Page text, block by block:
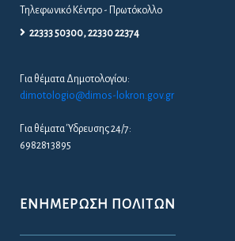
Τηλεφωνικό Κέντρο - Πρωτόκολλο
22333 50300, 22330 22374
Για θέματα Δημοτολογίου:
dimotologio@dimos-lokron.gov.gr
Για θέματα Ύδρευσης 24/7:
6982813895
ΕΝΗΜΈΡΩΣΗ ΠΟΛΙΤΏΝ